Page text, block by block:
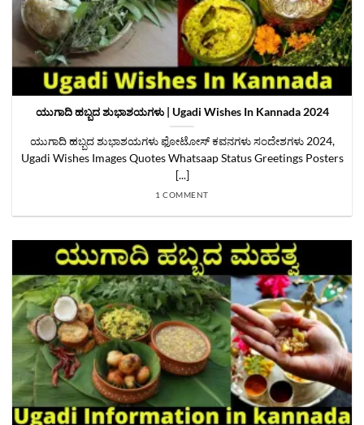
ಯುಗಾದಿ ಹಬ್ಬದ ಶುಭಾಶಯಗಳು | Ugadi Wishes In Kannada 2024
ಯುಗಾದಿ ಹಬ್ಬದ ಶುಭಾಶಯಗಳು ಫೋಟೋಸ್ ಕವನಗಳು ಸಂದೇಶಗಳು 2024,
Ugadi Wishes Images Quotes Whatsaap Status Greetings Posters
[...]
1 COMMENT